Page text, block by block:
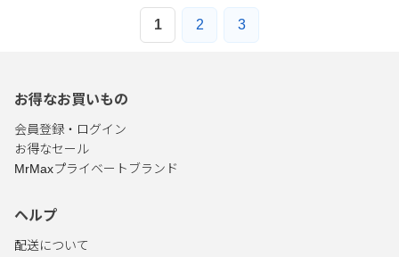
1 2 3
お得なお買いもの
会員登録・ログイン
お得なセール
MrMaxプライベートブランド
ヘルプ
配送について